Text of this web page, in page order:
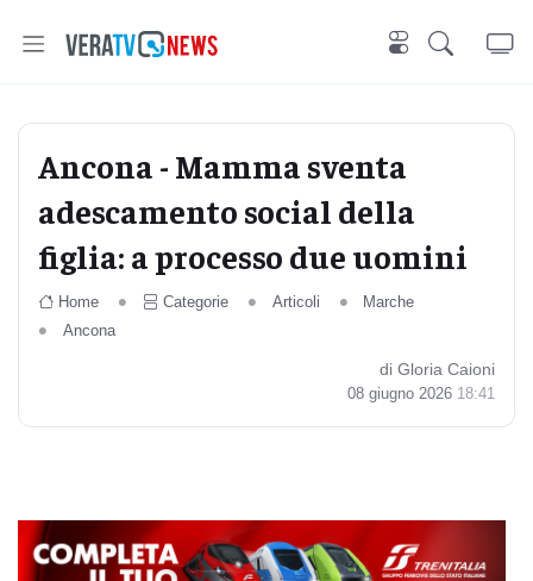
Ancona - Mamma sventa
adescamento social della
figlia: a processo due uomini
Home Categorie Articoli
Marche
Ancona
di Gloria Caioni
08 giugno 2026 18:41